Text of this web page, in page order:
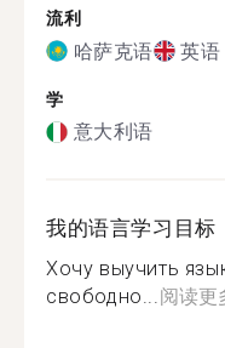
流利
哈萨克语 英语
学
意大利语
我的语言学习目标
Хочу выучить
свободно...阅读更